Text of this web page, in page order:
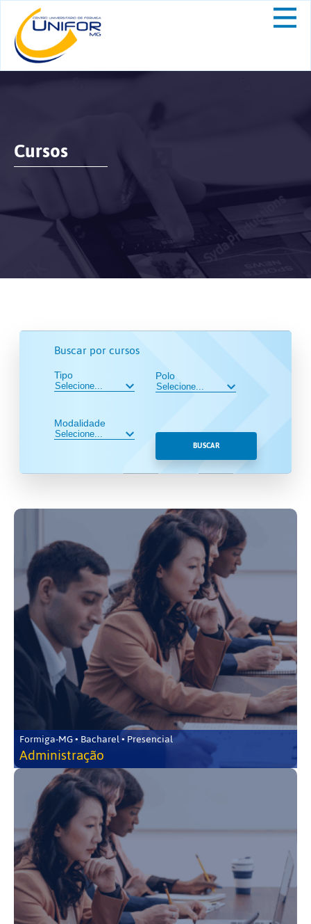
Cursos
Buscar por cursos
Tipo
Modalidade
Polo
BUSCAR
Formiga-MG • Bacharel • Presencial
Administração